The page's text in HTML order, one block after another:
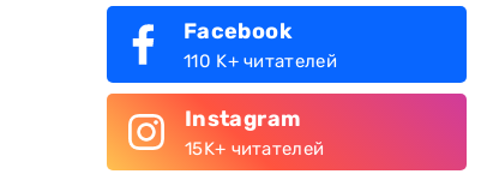
Facebook
110 K+ читателей
Instagram
15K+ читателей